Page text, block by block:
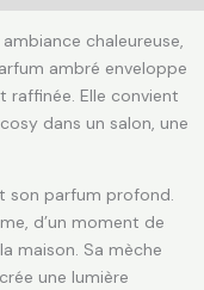
chaleureuse,
ambré enveloppe
raffinée. Elle convient
dans un salon, une
son parfum profond.
d’un moment de
maison. Sa mèche
une lumière